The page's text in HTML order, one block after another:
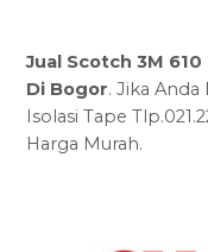
Jual Scotch 3M
Di Bogor. Jika
Isolasi Tape
Harga Murah.